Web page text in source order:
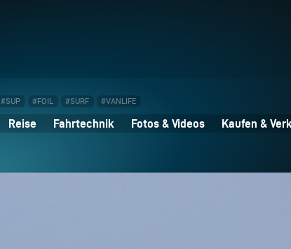
#SUP #FOIL #SURF #VANLIFE
Reise Fahrtechnik Fotos & Videos Kaufen &